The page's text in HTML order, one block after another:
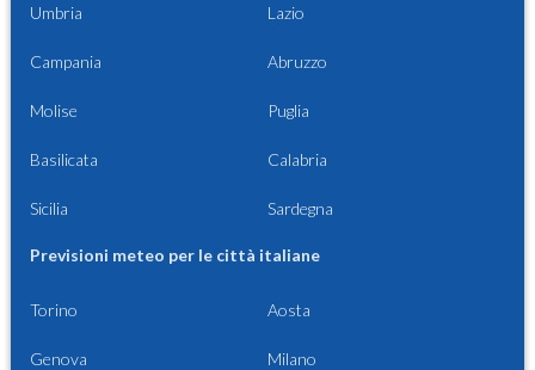
Umbria Lazio
Campania Abruzzo
Molise Puglia
Basilicata Calabria
Sicilia Sardegna
Previsioni meteo per le città italiane
Torino Aosta
Genova Milano